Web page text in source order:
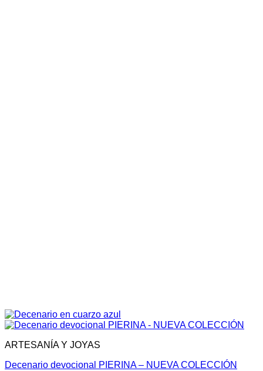
ARTESANÍA Y JOYAS
Decenario devocional PIERINA – NUEVA COLECCIÓN